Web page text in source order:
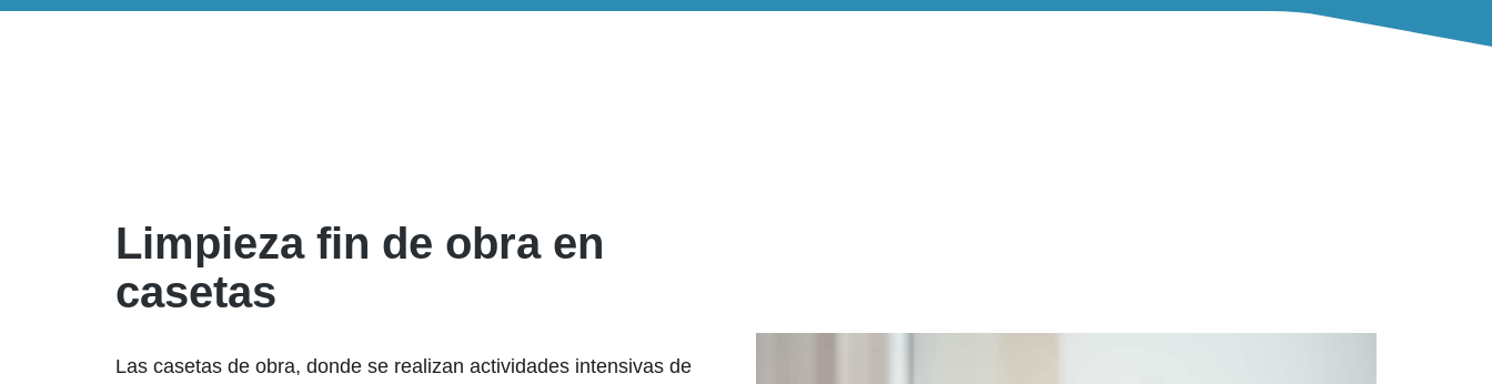
Limpieza fin de obra en
casetas
Las casetas de obra, donde se realizan actividades intensivas de